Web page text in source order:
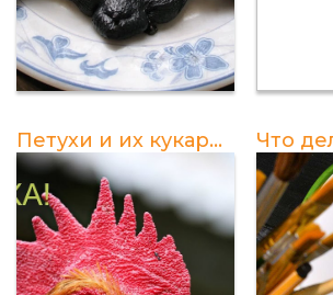
Петухи и их кукареканье: интересные факты и советы по прослушиванию